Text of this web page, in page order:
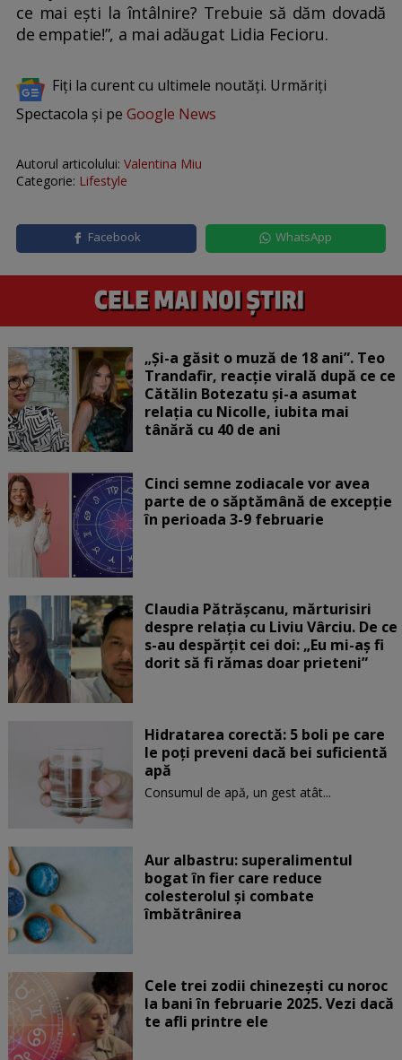
ce mai ești la întâlnire? Trebuie să dăm dovadă
de empatie!”, a mai adăugat Lidia Fecioru.
Fiți la curent cu ultimele noutăți. Urmăriți
Spectacola și pe Google News
Autorul articolului: Valentina Miu
Categorie: Lifestyle
Facebook WhatsApp
„Și-a găsit o muză de 18 ani”. Teo
Trandafir, reacție virală după ce ce
Cătălin Botezatu și-a asumat
relația cu Nicolle, iubita mai
tânără cu 40 de ani
Cinci semne zodiacale vor avea
parte de o săptămână de excepție
în perioada 3-9 februarie
Claudia Pătrășcanu, mărturisiri
despre relația cu Liviu Vârciu. De ce
s-au despărțit cei doi: „Eu mi-aș fi
dorit să fi rămas doar prieteni”
Hidratarea corectă: 5 boli pe care
le poți preveni dacă bei suficientă
apă
Consumul de apă, un gest atât...
Aur albastru: superalimentul
bogat în fier care reduce
colesterolul și combate
îmbătrânirea
Cele trei zodii chinezești cu noroc
la bani în februarie 2025. Vezi dacă
te afli printre ele